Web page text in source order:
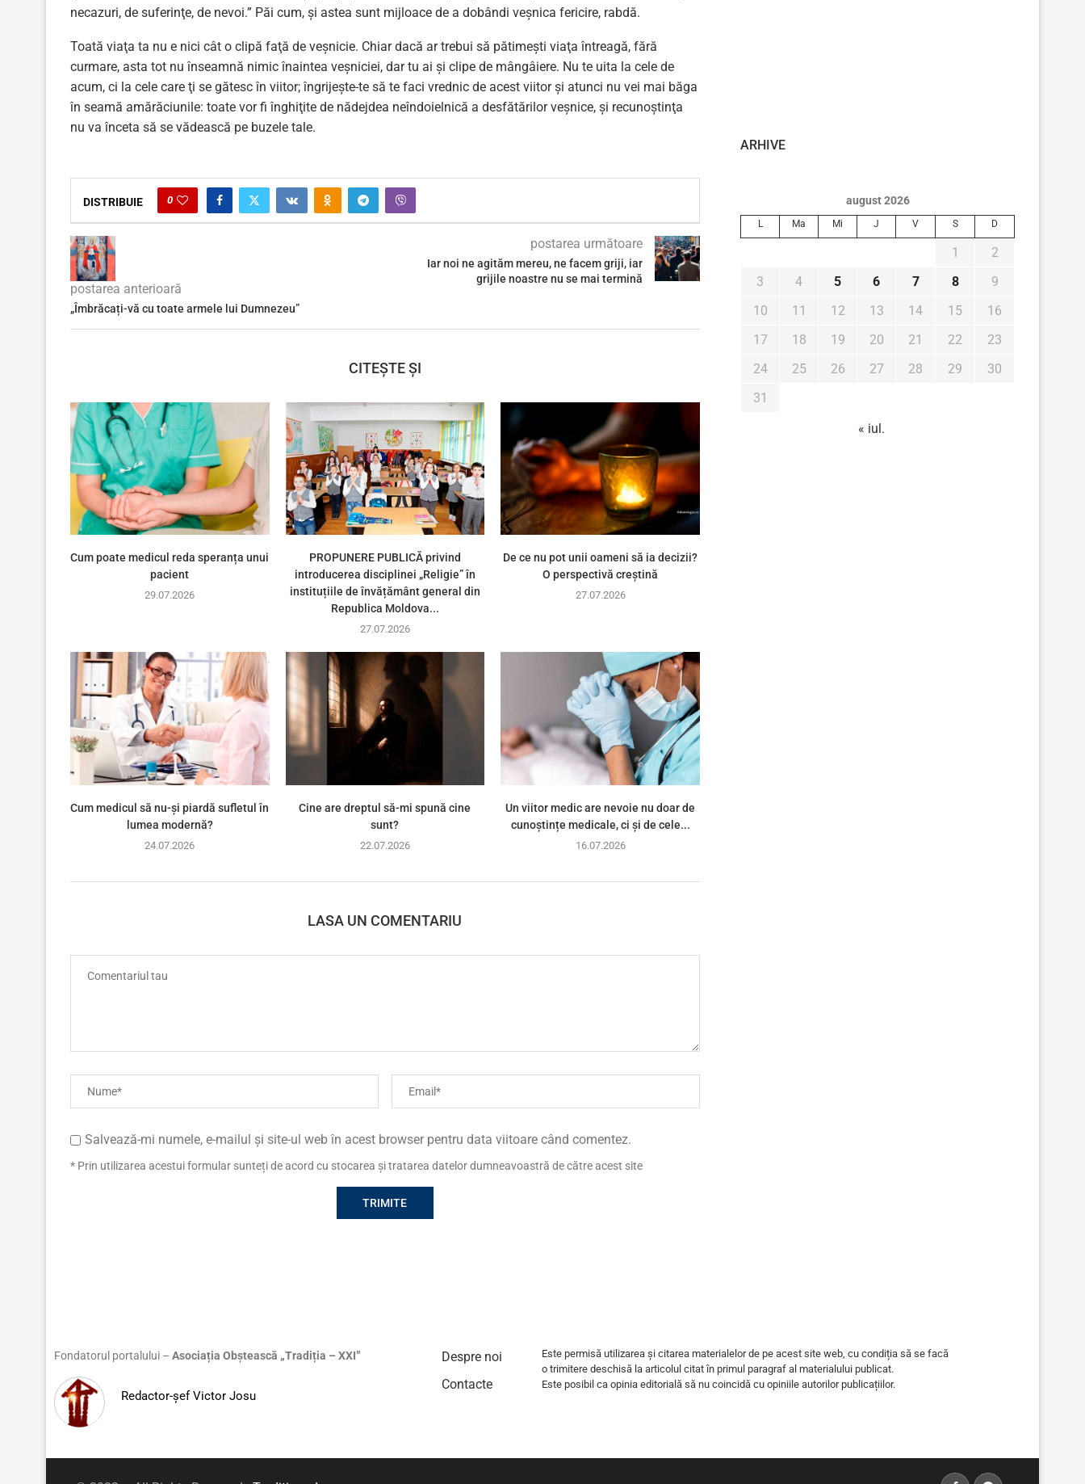
necazuri, de suferinţe, de nevoi.” Păi cum, şi astea sunt mijloace de a dobândi veşnica fericire, rabdă.
Toată viaţa ta nu e nici cât o clipă faţă de veşnicie. Chiar dacă ar trebui să pătimeşti viaţa întreagă, fără
curmare, asta tot nu înseamnă nimic înaintea veşniciei, dar tu ai şi clipe de mângâiere. Nu te uita la cele de
acum, ci la cele care ţi se gătesc în viitor; îngrijeşte-te să te faci vrednic de acest viitor şi atunci nu vei mai băga
în seamă amărăciunile: toate vor fi înghiţite de nădejdea neîndoielnică a desfătărilor veşnice, şi recunoştinţa
nu va înceta să se vădească pe buzele tale.
DISTRIBUIE 0
postarea anterioară
„Îmbrăcați-vă cu toate armele lui Dumnezeu”
postarea următoare
Iar noi ne agităm mereu, ne facem griji, iar
grijile noastre nu se mai termină
CITEȘTE ȘI
Cum poate medicul reda speranța unui
pacient
29.07.2026
PROPUNERE PUBLICĂ privind
introducerea disciplinei „Religie” în
instituțiile de învățământ general din
Republica Moldova...
27.07.2026
De ce nu pot unii oameni să ia decizii?
O perspectivă creștină
27.07.2026
Cum medicul să nu-și piardă sufletul în
lumea modernă?
24.07.2026
Cine are dreptul să-mi spună cine
sunt?
22.07.2026
Un viitor medic are nevoie nu doar de
cunoștințe medicale, ci și de cele...
16.07.2026
LASA UN COMENTARIU
Salvează-mi numele, e-mailul și site-ul web în acest browser pentru data viitoare când comentez.
* Prin utilizarea acestui formular sunteți de acord cu stocarea și tratarea datelor dumneavoastră de către acest site
ARHIVE
august 2026
L Ma Mi J V S D
1
2
3
4 5 6 7 8
9
10
11 12 13 14 15
16
17
18 19 20 21 22
23
24
25 26 27 28 29
30
31
« iul.
Fondatorul portalului – Asociația Obștească „Tradiția – XXI”
Redactor-șef Victor Josu
Despre noi
Contacte
Este permisă utilizarea și citarea materialelor de pe acest site web, cu condiția să se facă
o trimitere deschisă la articolul citat în primul paragraf al materialului publicat.
Este posibil ca opinia editorială să nu coincidă cu opiniile autorilor publicațiilor.